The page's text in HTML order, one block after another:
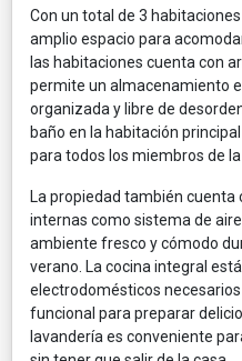
Con un total de 3
amplio espacio para
las habitaciones cuenta con
permite un almacenamiento
organizada y libre de
baño en la habitación
para todos los miembros de
La propiedad también cuenta
internas como sistema de
ambiente fresco y cómodo
verano. La cocina integral
electrodomésticos
funcional para preparar
lavandería es conveniente